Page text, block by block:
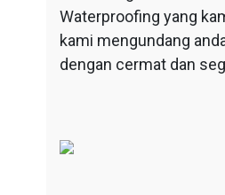
Waterproofing yang
kami mengundang
dengan cermat dan